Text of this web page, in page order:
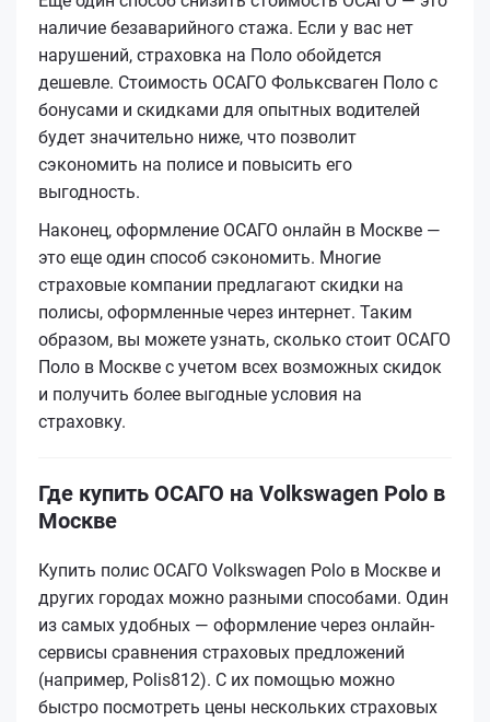
наличие безаварийного стажа. Если у вас нет
нарушений, страховка на Поло обойдется
дешевле. Стоимость ОСАГО Фольксваген Поло с
бонусами и скидками для опытных водителей
будет значительно ниже, что позволит
сэкономить на полисе и повысить его
выгодность.
Наконец, оформление ОСАГО онлайн в Москве —
это еще один способ сэкономить. Многие
страховые компании предлагают скидки на
полисы, оформленные через интернет. Таким
образом, вы можете узнать, сколько стоит ОСАГО
Поло в Москве с учетом всех возможных скидок
и получить более выгодные условия на
страховку.
Где купить ОСАГО на Volkswagen Polo в
Москве
Купить полис ОСАГО Volkswagen Polo в Москве и
других городах можно разными способами. Один
из самых удобных — оформление через онлайн-
сервисы сравнения страховых предложений
(например, Polis812). С их помощью можно
быстро посмотреть цены нескольких страховых